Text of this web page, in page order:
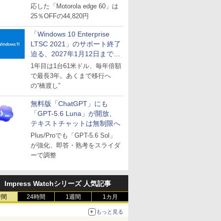
応した「Motorola edge 60」は
25％OFFの44,820円
「Windows 10 Enterprise
LTSC 2021」のサポート終了
迫る、2027年1月12日まで
～ESUは9月1日から販売
1年目は1台61米ドル、毎年倍額
で最長3年。あくまで移行へ
の“橋渡し”
無料版「ChatGPT」にも
「GPT-5.6 Luna」が開放、
テキストチャットは無制限へ
Plus/Proでも「GPT-5.6 Sol」
が強化、即答・熟考をスライダ
ーで調整
Impress Watchシリーズ 人気記事
24時間 1週間 1カ月
もっと見る